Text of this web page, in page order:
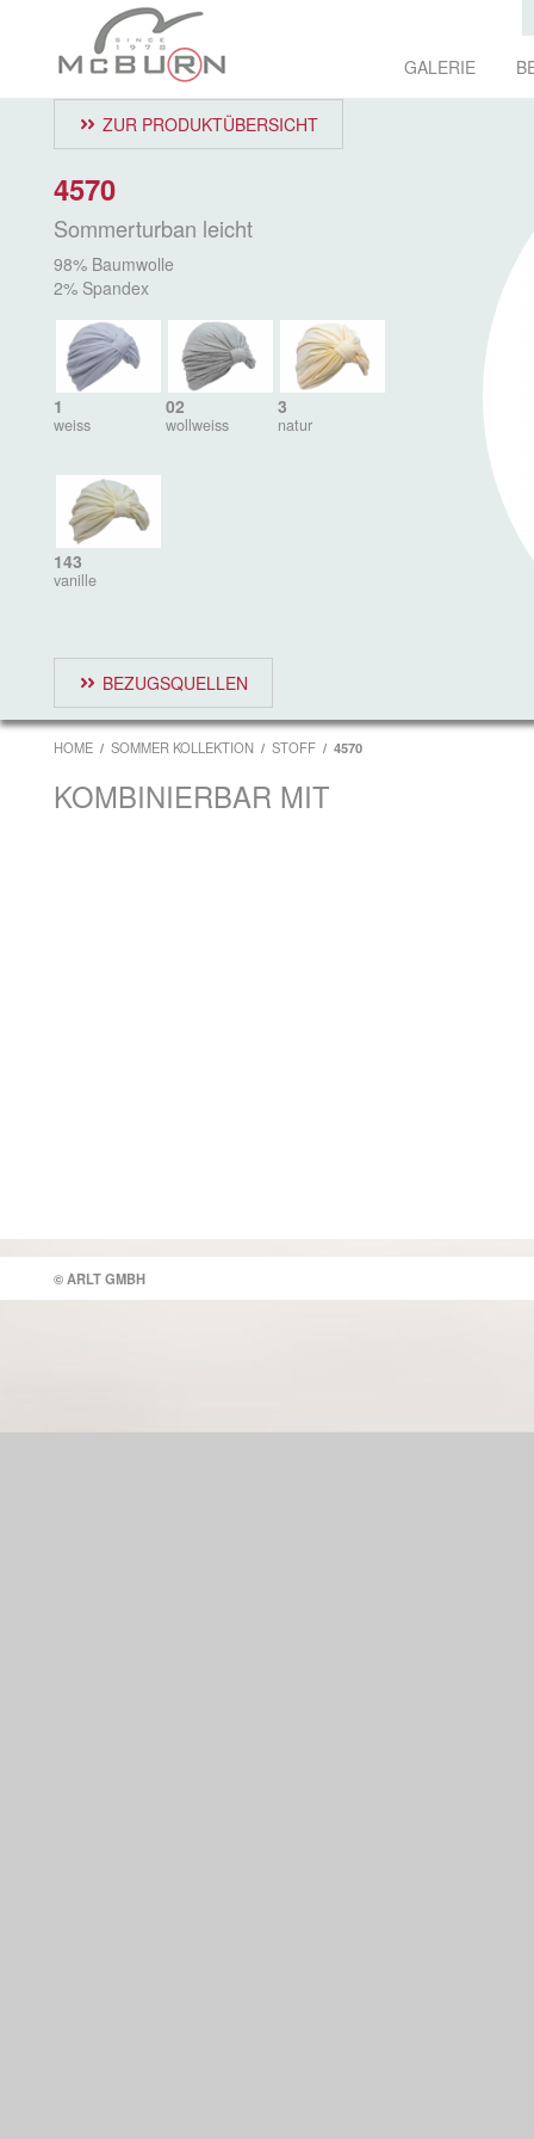
GALERIE
ZUR PRODUKTÜBERSICHT
4570
Sommerturban leicht
98% Baumwolle
2% Spandex
1
weiss
02
wollweiss
3
natur
143
vanille
BEZUGSQUELLEN
HOME SOMMER KOLLEKTION STOFF 4570
KOMBINIERBAR MIT
© ARLT GMBH